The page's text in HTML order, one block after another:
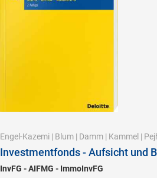
Engel-Kazemi | Blum | Damm | Kammel |
Investmentfonds - Aufsicht und
InvFG - AIFMG - ImmoInvFG